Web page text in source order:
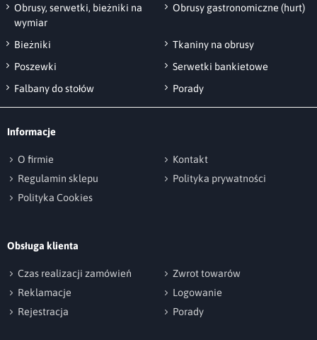
korzystnej cenie.
Obrusy, serwetki, bieżniki na
wymiar
Obrusy gastronomiczne (hurt)
Bieżniki
Tkaniny na obrusy
Poszewki
Serwetki bankietowe
Falbany do stołów
Porady
Informacje
O firmie
Kontakt
Regulamin sklepu
Polityka prywatności
Polityka Cookies
Obsługa klienta
Czas realizacji zamówień
Zwrot towarów
Reklamacje
Logowanie
Rejestracja
Porady